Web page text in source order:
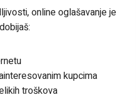
online oglašavanje je
kupcima
troškova